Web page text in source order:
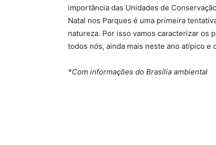
importância das Unidades de
Natal nos Parques é uma primeira
natureza. Por isso vamos caracterizar os
todos nós, ainda mais neste ano atípico e
*Com informações do Brasília ambiental